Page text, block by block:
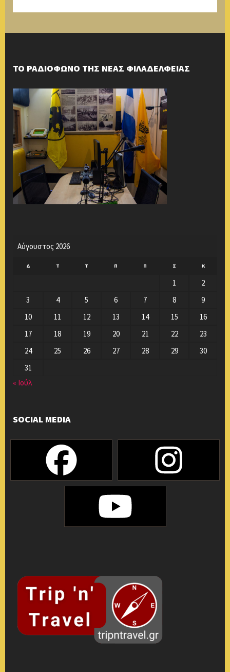
ΤΟ ΡΑΔΙΟΦΩΝΟ ΤΗΣ ΝΕΑΣ ΦΙΛΑΔΕΛΦΕΙΑΣ
Αύγουστος 2026
Δ Τ Τ Π Π Σ Κ
1
2
3
4 5 6 7 8
9
10
11 12 13 14 15
16
17
18 19 20 21 22
23
24
25 26 27 28 29
30
31
« Ιούλ
SOCIAL MEDIA